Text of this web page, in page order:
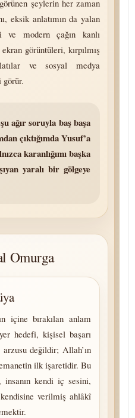
şeylerin her zaman
eksik anlatımın da yalan
ve modern çağın kanlı
görüntüleri, kırpılmış
ve sosyal medya
ağır soruyla baş başa
çıktığımda Yusuf’a
karanlığımı başka
yaralı bir gölgeye
Omurga
içine bırakılan anlam
hedefi, kişisel başarı
değildir; Allah’ın
emanetin ilk işaretidir. Bu
insanın kendi iç sesini,
verilmiş ahlâkî